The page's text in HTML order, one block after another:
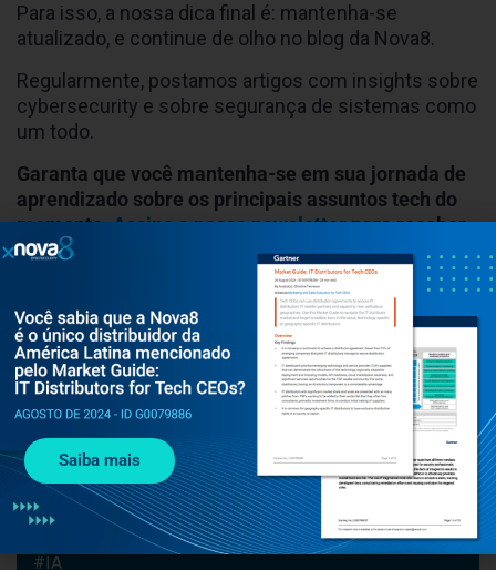
Para isso, a nossa dica final é: mantenha-se
atualizado, e continue de olho no blog da Nova8.
Regularmente, postamos artigos com insights sobre
cybersecurity e sobre segurança de sistemas como
um todo.
Garanta que você mantenha-se em sua jornada de
aprendizado sobre os principais assuntos tech do
momento.Assine a nossa newsletterpara receber
nossos conteúdos diretamente em sua caixa de
Navegue por tema
#cybersecurity
Notícias
Upwind
#IA
Saiba mais